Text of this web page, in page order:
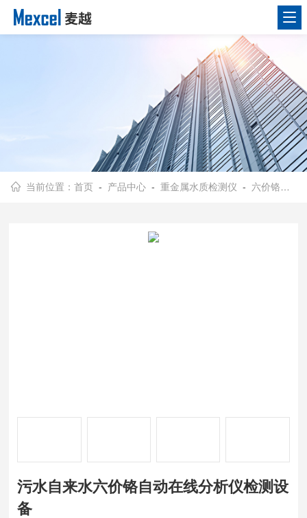
当前位置：首页 - 产品中心 -重金属水质检测仪 - 六价铬在线分析仪
污水自来水六价铬自动在线分析仪检测设
备